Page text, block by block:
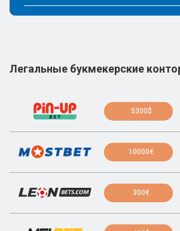
Легальные букмекерские
5300$
10000€
300€